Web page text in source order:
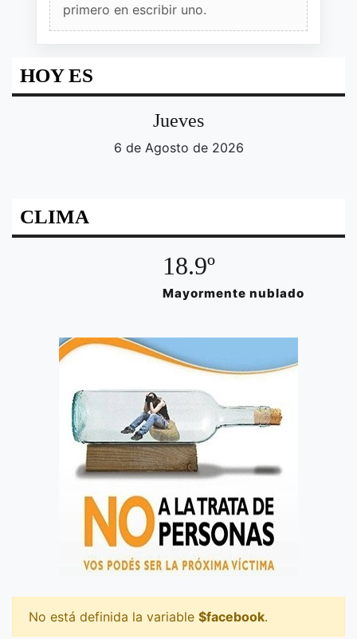
primero en escribir uno.
HOY ES
Jueves
6 de Agosto de 2026
CLIMA
18.9º
Mayormente nublado
No está definida la variable $facebook.